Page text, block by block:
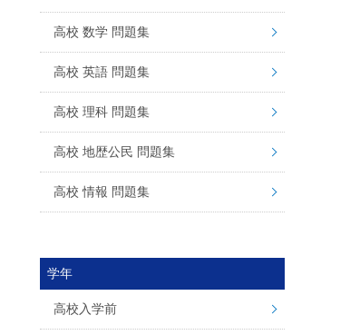
高校 数学 問題集
高校 英語 問題集
高校 理科 問題集
高校 地歴公民 問題集
高校 情報 問題集
学年
高校入学前